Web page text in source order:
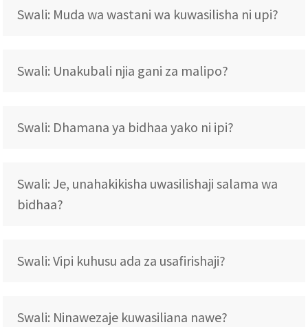
Swali: Muda wa wastani wa kuwasilisha ni upi?
Swali: Unakubali njia gani za malipo?
Swali: Dhamana ya bidhaa yako ni ipi?
Swali: Je, unahakikisha uwasilishaji salama wa
bidhaa?
Swali: Vipi kuhusu ada za usafirishaji?
Swali: Ninawezaje kuwasiliana nawe?